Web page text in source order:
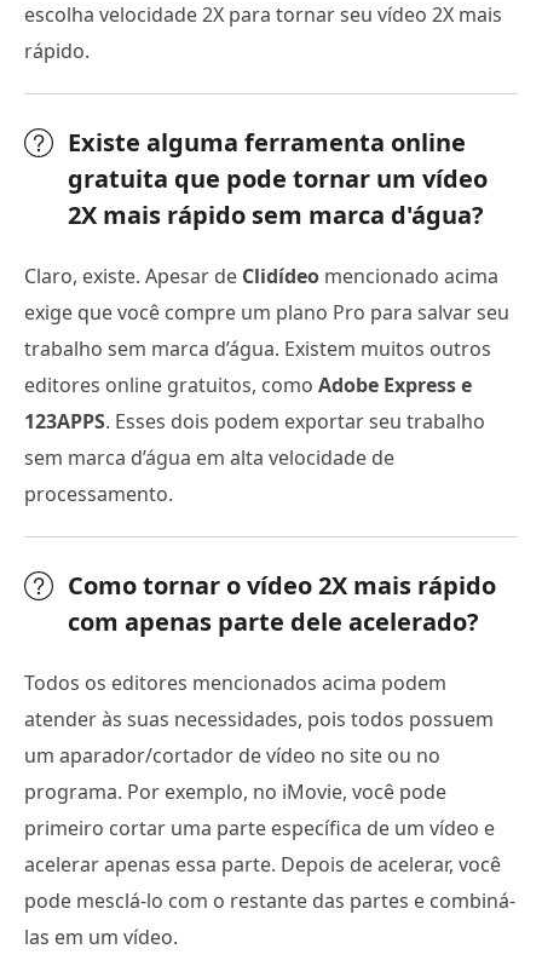
escolha velocidade 2X para tornar seu vídeo 2X mais
rápido.
Existe alguma ferramenta online
gratuita que pode tornar um vídeo
2X mais rápido sem marca d'água?
Claro, existe. Apesar de Clidídeo mencionado acima
exige que você compre um plano Pro para salvar seu
trabalho sem marca d’água. Existem muitos outros
editores online gratuitos, como Adobe Express e
123APPS. Esses dois podem exportar seu trabalho
sem marca d’água em alta velocidade de
processamento.
Como tornar o vídeo 2X mais rápido
com apenas parte dele acelerado?
Todos os editores mencionados acima podem
atender às suas necessidades, pois todos possuem
um aparador/cortador de vídeo no site ou no
programa. Por exemplo, no iMovie, você pode
primeiro cortar uma parte específica de um vídeo e
acelerar apenas essa parte. Depois de acelerar, você
pode mesclá-lo com o restante das partes e combiná-
las em um vídeo.